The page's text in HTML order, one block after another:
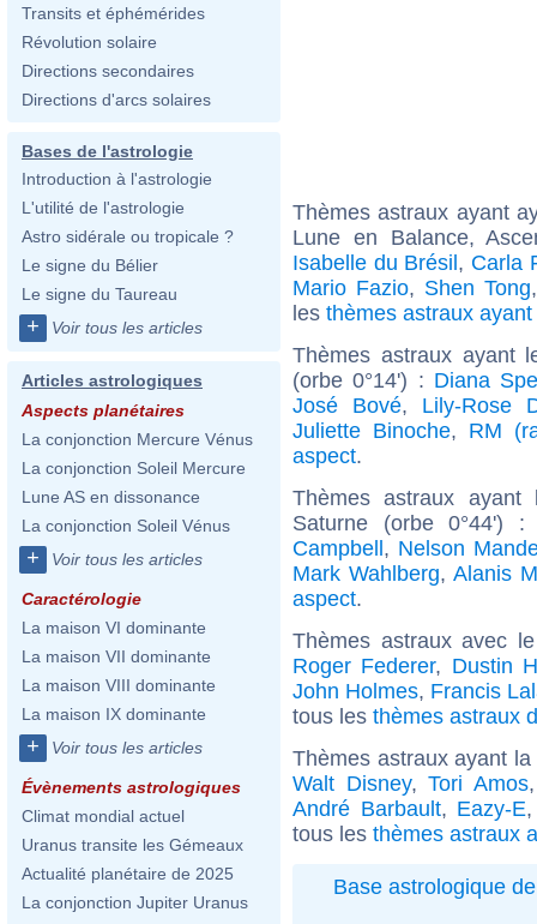
Transits et éphémérides
Révolution solaire
Directions secondaires
Directions d'arcs solaires
Bases de l'astrologie
Introduction à l'astrologie
L'utilité de l'astrologie
Astro sidérale ou tropicale ?
Le signe du Bélier
Le signe du Taureau
+ Voir tous les articles
Articles astrologiques
Aspects planétaires
La conjonction Mercure Vénus
La conjonction Soleil Mercure
Lune AS en dissonance
La conjonction Soleil Vénus
+ Voir tous les articles
Caractérologie
La maison VI dominante
La maison VII dominante
La maison VIII dominante
La maison IX dominante
+ Voir tous les articles
Évènements astrologiques
Climat mondial actuel
Uranus transite les Gémeaux
Actualité planétaire de 2025
La conjonction Jupiter Uranus
Thèmes astraux ayant
Lune en Balance,
Isabelle du Brésil, Carla
Mario Fazio, Shen Tong
les thèmes astraux
Thèmes astraux ayant
(orbe 0°14') : Diana
José Bové, Lily-Rose
Juliette Binoche, RM
aspect.
Thèmes astraux ayant
Saturne (orbe 0°44')
Campbell, Nelson
Mark Wahlberg, Alanis
aspect.
Thèmes astraux avec
Roger Federer, Dustin
John Holmes, Francis
tous les thèmes astraux
Thèmes astraux ayant
Walt Disney,Tori Amos
André Barbault, Eazy-E
tous les thèmes astraux
Base astrologique